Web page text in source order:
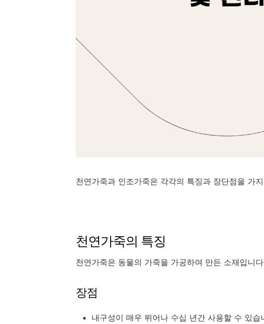
천연가죽과 인조가죽은 각각의 특징과 장단점을 가
천연가죽의 특징
천연가죽은 동물의 가죽을 가공하여 만든 소재입니
장점
내구성이 매우 뛰어나 수십 년간 사용할 수 있습